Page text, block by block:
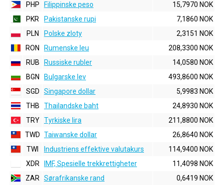
PHP
Filippinske peso
15,7970 NOK
PKR
Pakistanske rupi
7,1860 NOK
PLN
Polske zloty
2,3151 NOK
RON
Rumenske leu
208,3300 NOK
RUB
Russiske rubler
14,0580 NOK
BGN
Bulgarske lev
493,8600 NOK
SGD
Singapore dollar
5,9983 NOK
THB
Thailandske baht
24,8930 NOK
TRY Tyrkiske lira
211,8800 NOK
TWD Taiwanske dollar
26,8640 NOK
TWI
Industriens effektive valutakurs
114,9400 NOK
XDR
IMF, Spesielle trekkrettigheter
11,4098 NOK
ZAR
Sørafrikanske rand
0,6419 NOK